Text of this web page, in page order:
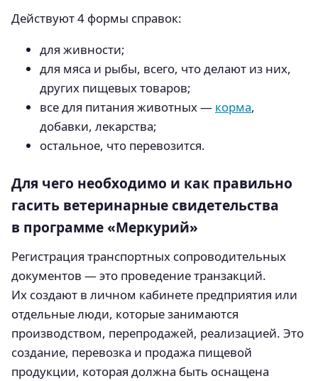
Действуют 4 формы справок:
для живности;
для мяса и рыбы, всего, что делают из них,
других пищевых товаров;
все для питания животных — корма,
добавки, лекарства;
остальное, что перевозится.
Для чего необходимо и как правильно
гасить ветеринарные свидетельства
в программе «Меркурий»
Регистрация транспортных сопроводительных
документов — это проведение транзакций.
Их создают в личном кабинете предприятия или
отдельные люди, которые занимаются
производством, перепродажей, реализацией. Это
создание, перевозка и продажа пищевой
продукции, которая должна быть оснащена